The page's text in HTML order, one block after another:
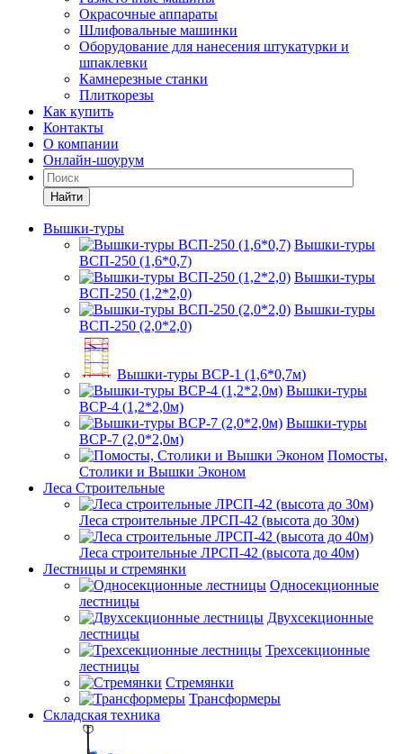
Окрасочные аппараты
Шлифовальные машинки
Оборудование для нанесения штукатурки и
шпаклевки
Камнерезные станки
Плиткорезы
Как купить
Контакты
О компании
Онлайн-шоурум
Найти
Вышки-туры
Вышки-туры
ВСП-250 (1,6*0,7)
Вышки-туры
ВСП-250 (1,2*2,0)
Вышки-туры
ВСП-250 (2,0*2,0)
Вышки-туры ВСР-1 (1,6*0,7м)
Вышки-туры
ВСР-4 (1,2*2,0м)
Вышки-туры
ВСР-7 (2,0*2,0м)
Помосты,
Столики и Вышки Эконом
Леса Строительные
Леса строительные ЛРСП-42 (высота до 30м)
Леса строительные ЛРСП-42 (высота до 40м)
Лестницы и стремянки
Односекционные
лестницы
Двухсекционные
лестницы
Трехсекционные
лестницы
Стремянки
Трансформеры
Складская техника